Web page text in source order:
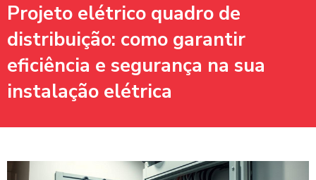
Projeto elétrico quadro de
distribuição: como garantir
eficiência e segurança na sua
instalação elétrica